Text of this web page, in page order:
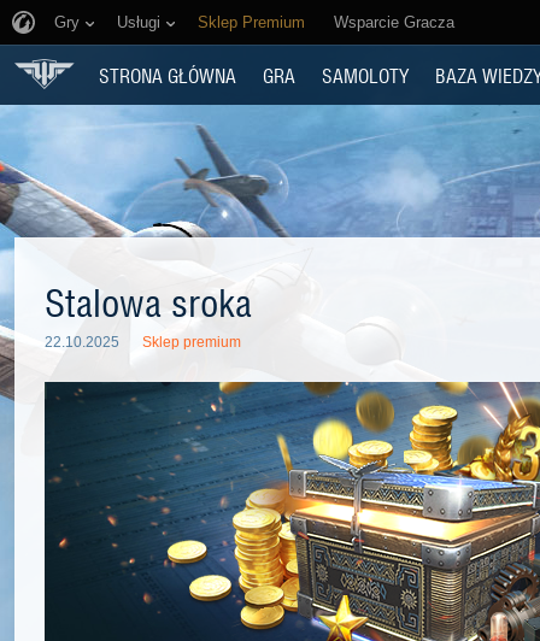
Gry Usługi Sklep Premium Wsparcie Gracza
STRONA GŁÓWNA GRA SAMOLOTY BAZA
Stalowa sroka
22.10.2025 Sklep premium